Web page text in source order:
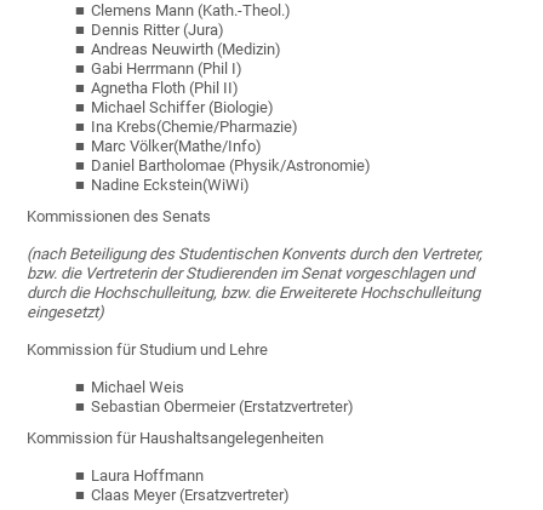
Clemens Mann (Kath.-Theol.)
Dennis Ritter (Jura)
Andreas Neuwirth (Medizin)
Gabi Herrmann (Phil I)
Agnetha Floth (Phil II)
Michael Schiffer (Biologie)
Ina Krebs(Chemie/Pharmazie)
Marc Völker(Mathe/Info)
Daniel Bartholomae (Physik/Astronomie)
Nadine Eckstein(WiWi)
Kommissionen des Senats
(nach Beteiligung des Studentischen Konvents durch den Vertreter,
bzw. die Vertreterin der Studierenden im Senat vorgeschlagen und
durch die Hochschulleitung, bzw. die Erweiterete Hochschulleitung
eingesetzt)
Kommission für Studium und Lehre
Michael Weis
Sebastian Obermeier (Erstatzvertreter)
Kommission für Haushaltsangelegenheiten
Laura Hoffmann
Claas Meyer (Ersatzvertreter)